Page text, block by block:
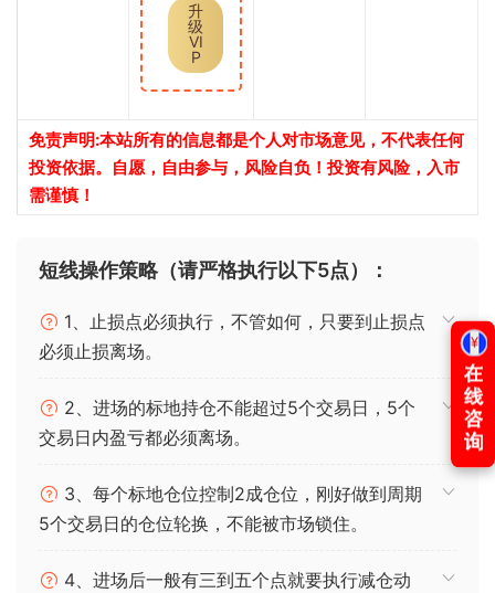
升
级
VI
P
免责声明:本站所有的信息都是个人对市场意见，不代表任何
投资依据。自愿，自由参与，风险自负！投资有风险，入市
需谨慎！
短线操作策略（请严格执行以下5点）：
1、止损点必须执行，不管如何，只要到止损点
必须止损离场。
2、进场的标地持仓不能超过5个交易日，5个
交易日内盈亏都必须离场。
3、每个标地仓位控制2成仓位，刚好做到周期
5个交易日的仓位轮换，不能被市场锁住。
4、进场后一般有三到五个点就要执行减仓动